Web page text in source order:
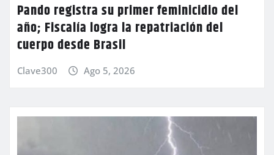
Pando registra su primer feminicidio del
año; Fiscalía logra la repatriación del
cuerpo desde Brasil
Clave300 Ago 5, 2026